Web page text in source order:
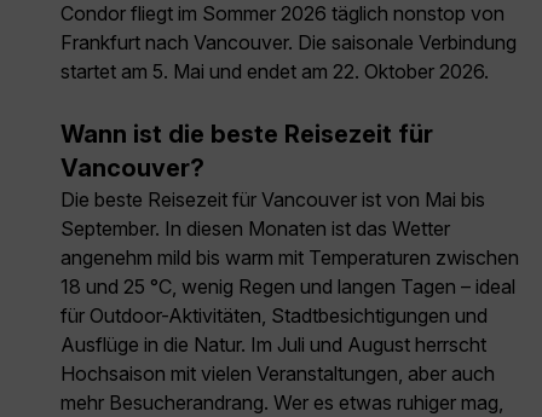
Condor fliegt im Sommer 2026 täglich nonstop von
Frankfurt nach Vancouver. Die saisonale Verbindung
startet am 5. Mai und endet am 22. Oktober 2026.
Wann ist die beste Reisezeit für
Vancouver?
Die beste Reisezeit für Vancouver ist von Mai bis
September. In diesen Monaten ist das Wetter
angenehm mild bis warm mit Temperaturen zwischen
18 und 25 °C, wenig Regen und langen Tagen – ideal
für Outdoor-Aktivitäten, Stadtbesichtigungen und
Ausflüge in die Natur. Im Juli und August herrscht
Hochsaison mit vielen Veranstaltungen, aber auch
mehr Besucherandrang. Wer es etwas ruhiger mag,